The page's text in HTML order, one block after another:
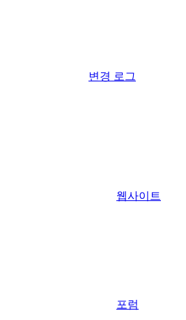
변경 로그
웹사이트
포럼